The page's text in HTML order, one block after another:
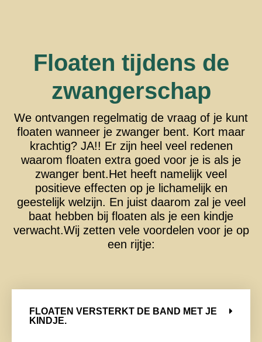
Floaten tijdens de
zwangerschap
We ontvangen regelmatig de vraag of je kunt
floaten wanneer je zwanger bent. Kort maar
krachtig? JA!! Er zijn heel veel redenen
waarom floaten extra goed voor je is als je
zwanger bent.Het heeft namelijk veel
positieve effecten op je lichamelijk en
geestelijk welzijn. En juist daarom zal je veel
baat hebben bij floaten als je een kindje
verwacht.Wij zetten vele voordelen voor je op
een rijtje:
FLOATEN VERSTERKT DE BAND MET JE
KINDJE.